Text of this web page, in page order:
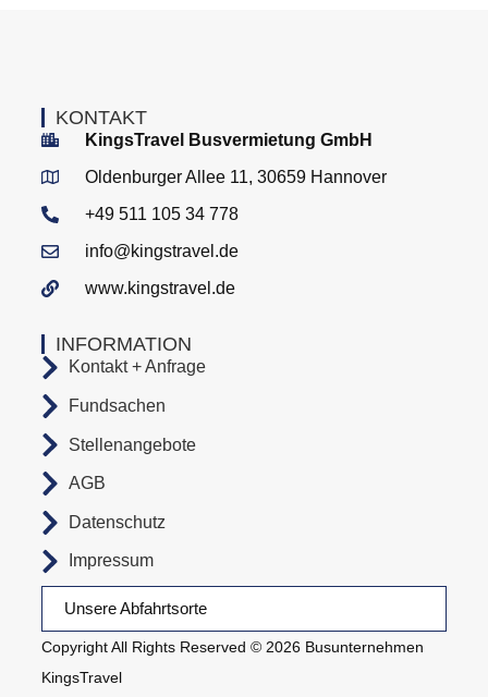
Copyright All Rights Reserved © 2026 Busunternehmen
KingsTravel
Unsere Abfahrtsorte
INFORMATION
Kontakt + Anfrage
Fundsachen
Stellenangebote
AGB
Datenschutz
Impressum
KONTAKT
KingsTravel Busvermietung GmbH
Oldenburger Allee 11, 30659 Hannover
+49 511 105 34 778
info@kingstravel.de
www.kingstravel.de